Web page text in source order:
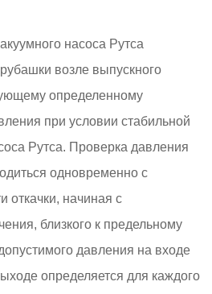
насоса Рутса
возле выпускного
определенному
при условии стабильной
Рутса. Проверка давления
одновременно с
откачки, начиная с
близкого к предельному
давления на входе
определяется для каждого